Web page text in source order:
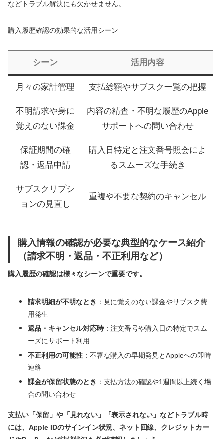
などトラブル解決にも欠かせません。
購入履歴確認の効果的な活用シーン
シーン 活用内容
月々の家計管理 支払総額やサブスク一覧の把握
不明請求や身に
覚えのない課金
内容の精査・不明な履歴のApple
サポートへの問い合わせ
保証期間の確
認・返品申請
購入日特定と注文番号照会によ
るスムーズな手続き
サブスクリプシ
ョンの見直し
重複や不要な契約のキャンセル
購入情報の確認が必要な典型的なケース紹介
（請求不明・返品・不正利用など）
購入履歴の確認は様々なシーンで重要です。
請求明細が不明なとき ：見に覚えのない課金やサブスク費
用発生
返品・キャンセル対応時 ：注文番号や購入日の特定でスム
ーズにサポート利用
不正利用の可能性 ：不審な購入の早期発見とAppleへの即時
連絡
課金が保留状態のとき ：支払方法の確認や1週間以上続く場
合の問い合わせ
支払い「保留」や「見れない」「表示されない」などトラブル時
には、Apple IDのサインイン状況、ネット回線、クレジットカー